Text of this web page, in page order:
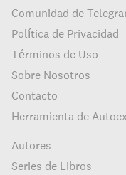
Comunidad de
Política de Privacidad
Términos de Uso
Sobre Nosotros
Contacto
Herramienta de
Autores
Series de Libros